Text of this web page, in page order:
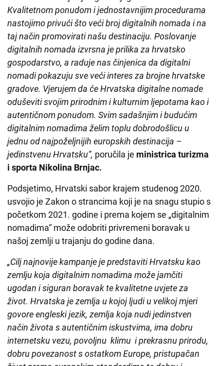
Kvalitetnom ponudom i jednostavnijim procedurama
nastojimo privući što veći broj digitalnih nomada i na
taj način promovirati našu destinaciju. Poslovanje
digitalnih nomada izvrsna je prilika za hrvatsko
gospodarstvo, a raduje nas činjenica da digitalni
nomadi pokazuju sve veći interes za brojne hrvatske
gradove. Vjerujem da će Hrvatska digitalne nomade
oduševiti svojim prirodnim i kulturnim ljepotama kao i
autentičnom ponudom. Svim sadašnjim i budućim
digitalnim nomadima želim toplu dobrodošlicu u
jednu od najpoželjnijih europskih destinacija –
jedinstvenu Hrvatsku“, poručila je ministrica turizma
i sporta Nikolina Brnjac.
Podsjetimo, Hrvatski sabor krajem studenog 2020.
usvojio je Zakon o strancima koji je na snagu stupio s
početkom 2021. godine i prema kojem se „digitalnim
nomadima“ može odobriti privremeni boravak u
našoj zemlji u trajanju do godine dana.
„Cilj najnovije kampanje je predstaviti Hrvatsku kao
zemlju koja digitalnim nomadima može jamčiti
ugodan i siguran boravak te kvalitetne uvjete za
život. Hrvatska je zemlja u kojoj ljudi u velikoj mjeri
govore engleski jezik, zemlja koja nudi jedinstven
način života s autentičnim iskustvima, ima dobru
internetsku vezu, povoljnu klimu i prekrasnu prirodu,
dobru povezanost s ostatkom Europe, pristupačan